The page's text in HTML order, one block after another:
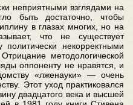
неприятными взглядами на
быть достаточно, чтобы
в глазах многих, но на
что не существует
некорректными
методологической
оппоненту не нравятся, и
«лженауки» — очень
Этот уход практиковался
двадцатого века и высшей